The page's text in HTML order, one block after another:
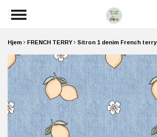
Hjem FRENCH TERRY Sitron 1 denim French terry